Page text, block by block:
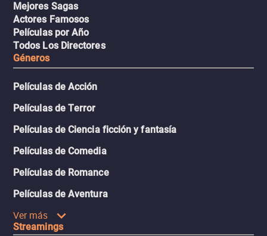
Mejores Sagas
Actores Famosos
Películas por Año
Todos Los Directores
Géneros
Películas de Acción
Películas de Terror
Películas de Ciencia ficción y fantasía
Películas de Comedia
Películas de Romance
Películas de Aventura
Ver más
Streamings